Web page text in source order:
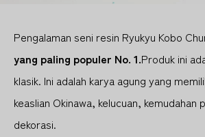
Pengalaman seni resin Ryukyu Kobo
yang paling populer No. 1.Produk ini
klasik. Ini adalah karya agung yang
keaslian Okinawa, kelucuan, kemudahan
dekorasi.